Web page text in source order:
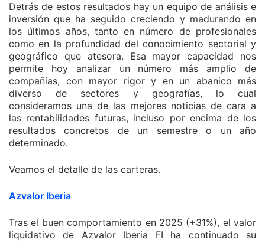
Detrás de estos resultados hay un equipo de análisis e
inversión que ha seguido creciendo y madurando en
los últimos años, tanto en número de profesionales
como en la profundidad del conocimiento sectorial y
geográfico que atesora. Esa mayor capacidad nos
permite hoy analizar un número más amplio de
compañías, con mayor rigor y en un abanico más
diverso de sectores y geografías, lo cual
consideramos una de las mejores noticias de cara a
las rentabilidades futuras, incluso por encima de los
resultados concretos de un semestre o un año
determinado.
Veamos el detalle de las carteras.
Azvalor Iberia
Tras el buen comportamiento en 2025 (+31%), el valor
liquidativo de Azvalor Iberia FI ha continuado su